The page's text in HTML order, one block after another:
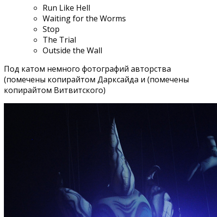
Run Like Hell
Waiting for the Worms
Stop
The Trial
Outside the Wall
Под катом немного фотографий авторства
(помечены копирайтом Дарксайда и (помечены
копирайтом Витвитского)